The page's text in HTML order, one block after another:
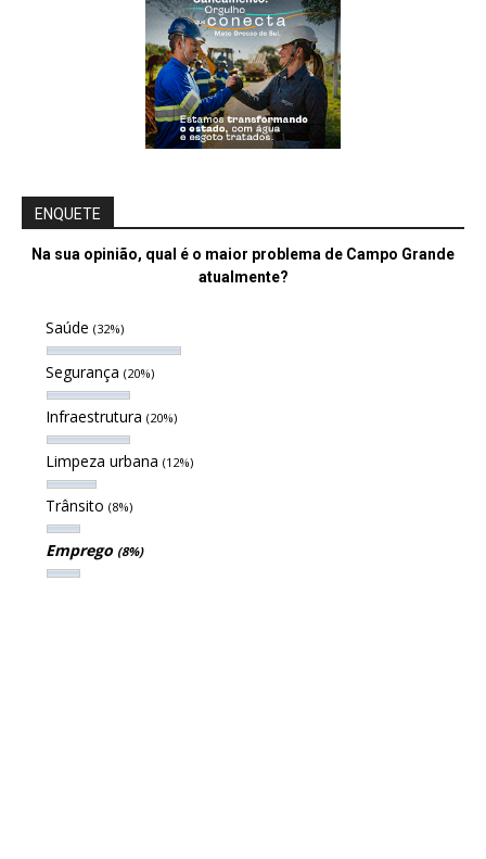
ENQUETE
Na sua opinião, qual é o maior problema de Campo Grande
atualmente?
Saúde (32%)
Segurança (20%)
Infraestrutura (20%)
Limpeza urbana (12%)
Trânsito (8%)
Emprego (8%)